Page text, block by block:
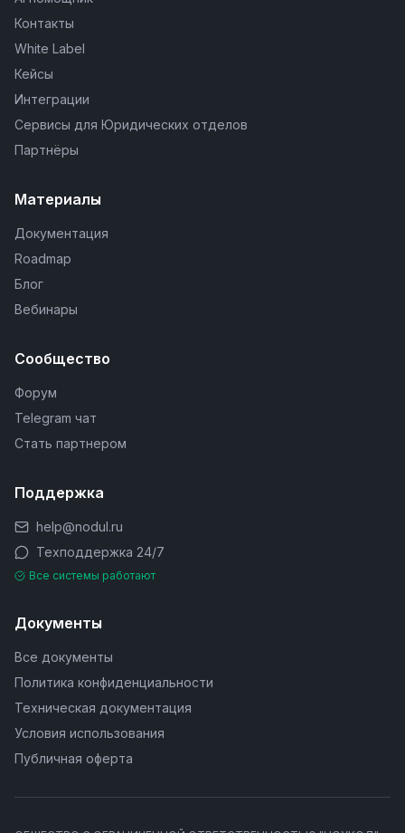
Контакты
White Label
Кейсы
Интеграции
Сервисы для Юридических отделов
Партнёры
Материалы
Документация
Roadmap
Блог
Вебинары
Сообщество
Форум
Telegram чат
Стать партнером
Поддержка
help@nodul.ru
Техподдержка 24/7
Все системы работают
Документы
Все документы
Политика конфиденциальности
Техническая документация
Условия использования
Публичная оферта